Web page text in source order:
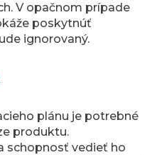
V opačnom prípade
poskytnúť
ignorovaný.
plánu je potrebné
produktu.
schopnosť vedieť ho